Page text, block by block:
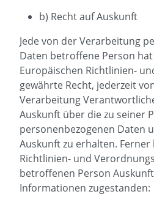
b) Recht auf Auskunft
Jede von der Verarbeitung
Daten betroffene Person
Europäischen Richtlinien-
gewährte Recht, jederzeit
Verarbeitung
Auskunft über die zu seiner
personenbezogenen Daten
Auskunft zu erhalten.
Richtlinien- und
betroffenen Person
Informationen zugestanden: